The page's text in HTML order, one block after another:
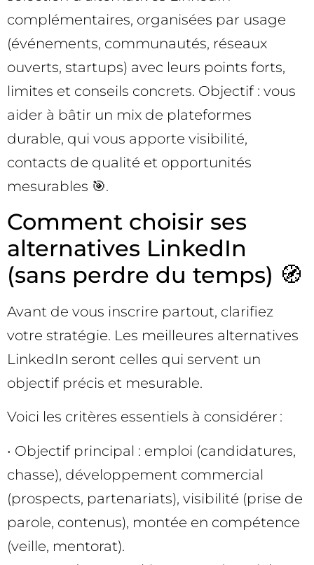
complémentaires, organisées par usage
(événements, communautés, réseaux
ouverts, startups) avec leurs points forts,
limites et conseils concrets. Objectif : vous
aider à bâtir un mix de plateformes
durable, qui vous apporte visibilité,
contacts de qualité et opportunités
mesurables 🎯.
Comment choisir ses
alternatives LinkedIn
(sans perdre du temps) 🧭
Avant de vous inscrire partout, clarifiez
votre stratégie. Les meilleures alternatives
LinkedIn seront celles qui servent un
objectif précis et mesurable.
Voici les critères essentiels à considérer :
• Objectif principal : emploi (candidatures,
chasse), développement commercial
(prospects, partenariats), visibilité (prise de
parole, contenus), montée en compétence
(veille, mentorat).